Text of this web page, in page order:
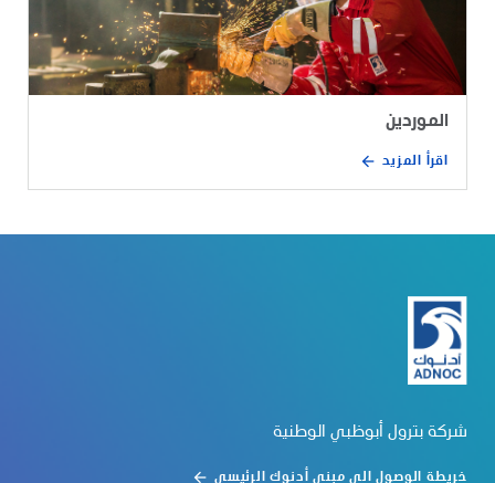
الموردين
اقرأ المزيد
شركة بترول أبوظبي الوطنية
خريطة الوصول الى مبنى أدنوك الرئيسي